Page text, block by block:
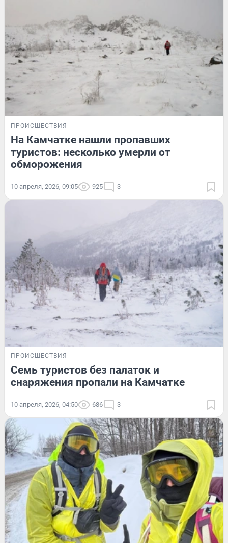
ПРОИСШЕСТВИЯ
На Камчатке нашли пропавших
туристов: несколько умерли от
обморожения
10 апреля, 2026, 09:05 925 3
ПРОИСШЕСТВИЯ
Семь туристов без палаток и
снаряжения пропали на Камчатке
10 апреля, 2026, 04:50 686 3